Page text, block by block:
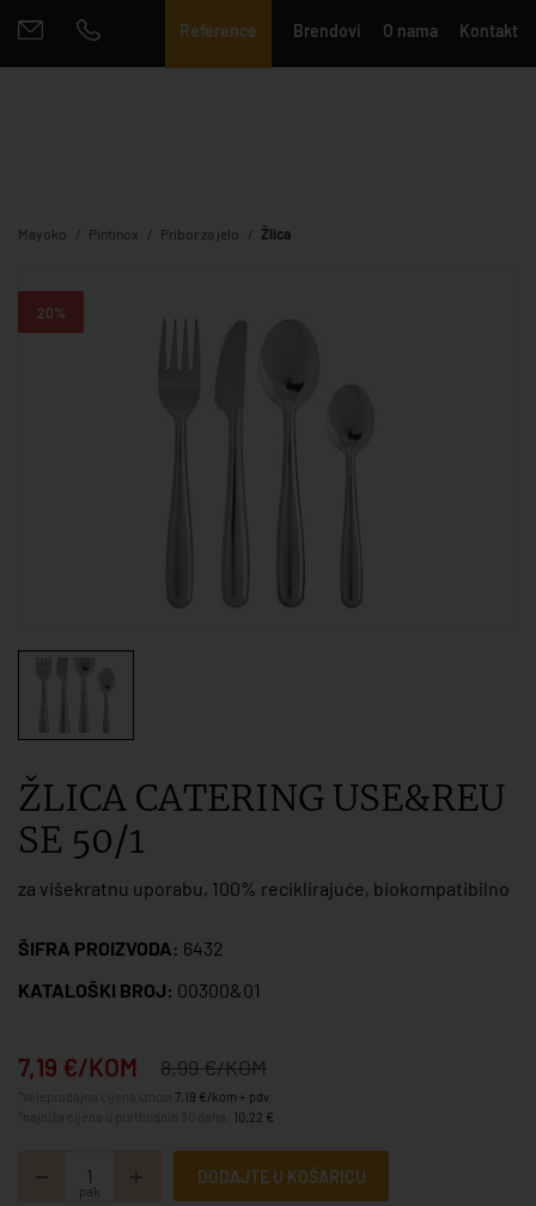
Reference Brendovi O nama Kontakt
Mayoko Pintinox Pribor za jelo Žlica
20%
ŽLICA CATERING USE&REU
SE 50/1
za višekratnu uporabu, 100% reciklirajuće, biokompatibilno
ŠIFRA PROIZVODA: 6432
KATALOŠKI BROJ: 00300&01
7,19 €/KOM 8,99 €/KOM
7,19 €/kom + pdv
10,22 €
pak
DODAJTE U KOŠARICU